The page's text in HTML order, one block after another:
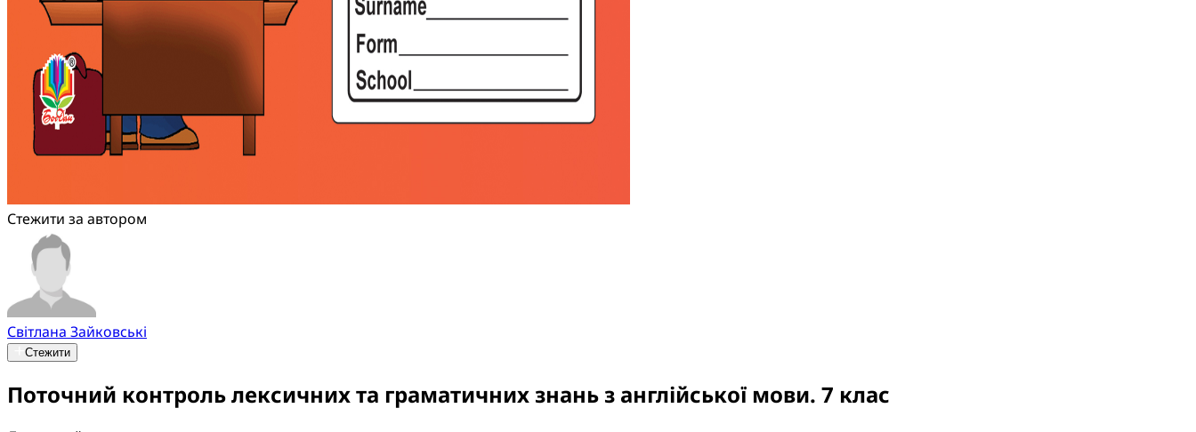
Стежити за автором
Світлана Зайковські
Стежити
Поточний контроль лексичних та граматичних знань з англійської мови. 7 клас